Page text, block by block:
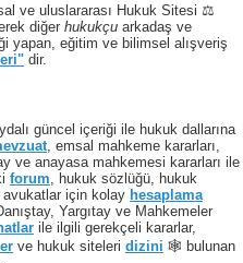
ve uluslararası Hukuk Sitesi ⚖️
diğer hukukçu arkadaş ve
yapan, eğitim ve bilimsel alışveriş
dir.
güncel içeriği ile hukuk dallarına
, emsal mahkeme kararları,
ve anayasa mahkemesi kararları ile
forum, hukuk sözlüğü, hukuk
avukatlar için kolay hesaplama
Yargıtay ve Mahkemeler
ile ilgili gerekçeli kararlar,
ve hukuk siteleri dizini 🕸 bulunan